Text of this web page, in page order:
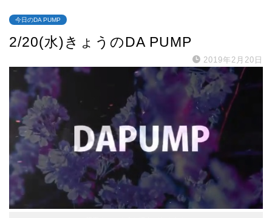
今日のDA PUMP
2/20(水)きょうのDA PUMP
2019年2月20日